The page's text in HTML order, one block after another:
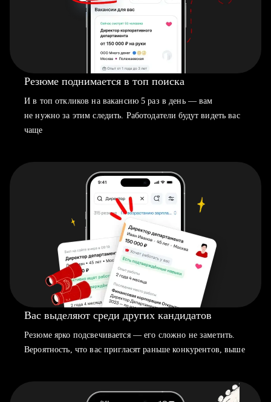
Резюме поднимается в топ поиска
И в топ откликов на вакансию 5 раз в день — вам
не нужно за этим следить. Работодатели будут видеть вас
чаще
Вас выделяют среди других кандидатов
Резюме ярко подсвечивается — его сложно не заметить.
Вероятность, что вас пригласят раньше конкурентов, выше